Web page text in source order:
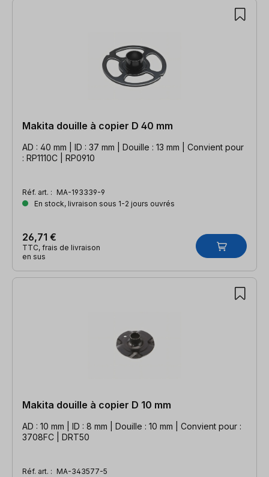
Makita douille à copier D 40 mm
AD : 40 mm | ID : 37 mm | Douille : 13 mm | Convient pour
: RP1110C | RP0910
Réf. art. : MA-193339-9
En stock, livraison sous 1-2 jours ouvrés
26,71 €
TTC, frais de livraison
en sus
Makita douille à copier D 10 mm
AD : 10 mm | ID : 8 mm | Douille : 10 mm | Convient pour :
3708FC | DRT50
Réf. art. : MA-343577-5